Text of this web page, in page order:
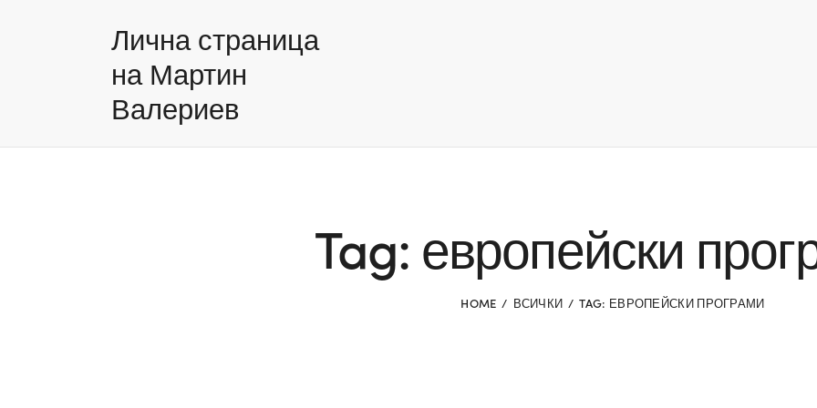
Лична страница
на Мартин
Валериев
Tag: европейски
HOME ВСИЧКИ TAG: ЕВРОПЕЙСКИ ПРОГРАМИ